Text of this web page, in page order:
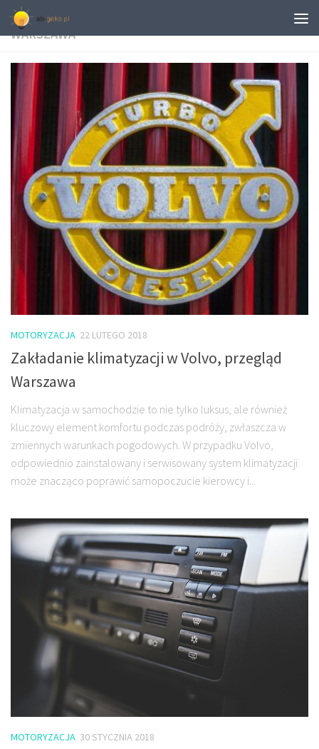
TAGGED:
WARSZAWA
MOTORYZACJA 22 LUTEGO 2018
Zakładanie klimatyzacji w Volvo, przegląd
Warszawa
Klimatyzacja w samochodzie to nie tylko luksus, ale również
kluczowy element komfortu podczas podróży, zwłaszcza w
zmiennych warunkach pogodowych. W przypadku Volvo,
odpowiednio zainstalowany i serwisowany system klimatyzacji
może znacząco poprawić samopoczucie kierowcy i...
MOTORYZACJA 30 STYCZNIA 2018